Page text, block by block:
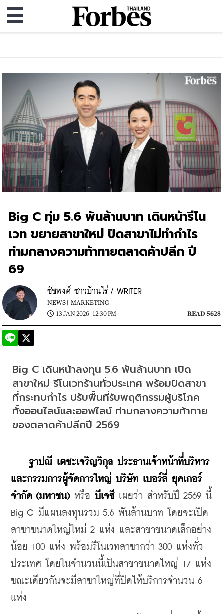
Big C ทุ่ม 5.6 พันล้านบาท เดินหน้ารีโน
เวท ขยายสาขาใหม่ ปิดสาขาไม่ทำกำไร
ท่ามกลางความท้าทายตลาดค้าปลีก ปี
69
ชัชพงศ์ ชาวบ้านไร่ / WRITER
NEWS | MARKETING
13 JAN 2026 | 12:30 PM
READ 5628
Big C เดินหน้าลงทุน 5.6 พันล้านบาท เปิด
สาขาใหม่ รีโนเวทร้านทั่วประเทศ พร้อมปิดสาขา
ที่กระทบกำไร ปรับพื้นที่รับพฤติกรรมผู้บริโภค
ทั้งออนไลน์และออฟไลน์ ท่ามกลางความท้าทาย
ของตลาดค้าปลีกปี 2569
ฐาปณี เตชะเจริญวิกุล ประธานเจ้าหน้าที่บริหาร
และกรรมการผู้จัดการใหญ่ บริษัท เบอร์ลี่ ยุคเกอร์
จำกัด (มหาชน) หรือ บีเจซี เผยว่า สำหรับปี 2569 นี้
Big C มีแผนลงทุนรวม 5.6 พันล้านบาท โดยจะเปิด
สาขาขนาดใหญ่ใหม่ 2 แห่ง และสาขาขนาดเล็กอย่าง
น้อย 100 แห่ง พร้อมรีโนเวทสาขากว่า 300 แห่งทั่ว
ประเทศ โดยในจำนวนนี้เป็นสาขาขนาดใหญ่ 17 แห่ง
ขณะเดียวกันจะมีสาขาใหญ่ที่ปิดให้บริการจำนวน 6
แห่ง